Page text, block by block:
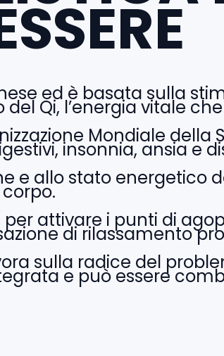
ed è basata sulla
Qi, l’energia vitale
Mondiale
insonnia, ansia e
e allo stato energetico
attivare i punti di
di rilassamento
sulla radice del
e può essere